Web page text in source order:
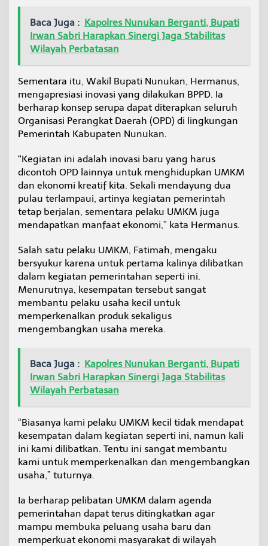
Baca Juga : Kapolres Nunukan Berganti, Bupati
Irwan Sabri Harapkan Sinergi Jaga Stabilitas
Wilayah Perbatasan
Sementara itu, Wakil Bupati Nunukan, Hermanus,
mengapresiasi inovasi yang dilakukan BPPD. Ia
berharap konsep serupa dapat diterapkan seluruh
Organisasi Perangkat Daerah (OPD) di lingkungan
Pemerintah Kabupaten Nunukan.
“Kegiatan ini adalah inovasi baru yang harus
dicontoh OPD lainnya untuk menghidupkan UMKM
dan ekonomi kreatif kita. Sekali mendayung dua
pulau terlampaui, artinya kegiatan pemerintah
tetap berjalan, sementara pelaku UMKM juga
mendapatkan manfaat ekonomi,” kata Hermanus.
Salah satu pelaku UMKM, Fatimah, mengaku
bersyukur karena untuk pertama kalinya dilibatkan
dalam kegiatan pemerintahan seperti ini.
Menurutnya, kesempatan tersebut sangat
membantu pelaku usaha kecil untuk
memperkenalkan produk sekaligus
mengembangkan usaha mereka.
Baca Juga : Kapolres Nunukan Berganti, Bupati
Irwan Sabri Harapkan Sinergi Jaga Stabilitas
Wilayah Perbatasan
“Biasanya kami pelaku UMKM kecil tidak mendapat
kesempatan dalam kegiatan seperti ini, namun kali
ini kami dilibatkan. Tentu ini sangat membantu
kami untuk memperkenalkan dan mengembangkan
usaha,” tuturnya.
Ia berharap pelibatan UMKM dalam agenda
pemerintahan dapat terus ditingkatkan agar
mampu membuka peluang usaha baru dan
memperkuat ekonomi masyarakat di wilayah